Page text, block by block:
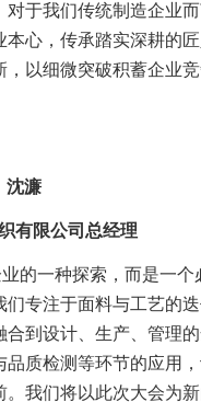
于我们传统制造企业
心，传承踏实深耕的
以细微突破积蓄企业
沈濂
有限公司总经理
的一种探索，而是一
们专注于面料与工艺的
到设计、生产、管理
质检测等环节的应用
我们将以此次大会为